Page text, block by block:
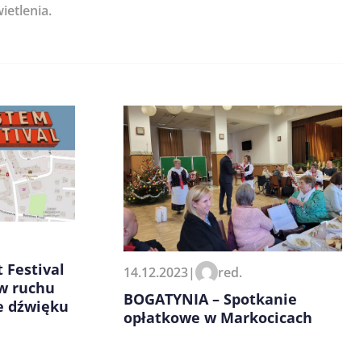
Nick*
Zapamiętaj moje dane w tej przeglądarce podczas pisania
kolejnych komentarzy.
Festival
ruchu
dźwięku
14.12.2023| red.
BOGATYNIA – Spotkanie
opłatkowe w Markocicach